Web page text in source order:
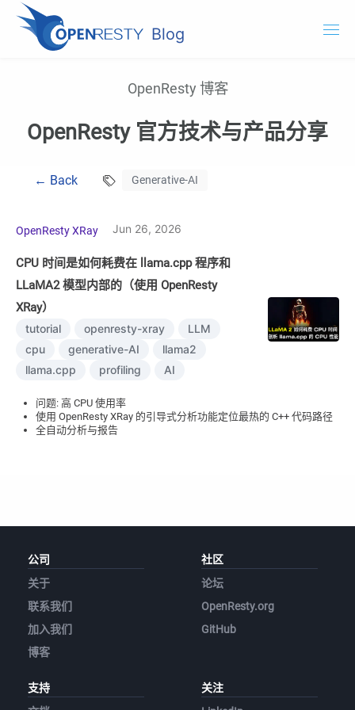
Blog
OpenResty Edge
文档
试用 OpenResty XRay
OpenResty 博客
OpenResty 官方技术与产品分享
← Back Generative-AI
OpenResty XRay Jun 26, 2026
CPU 时间是如何耗费在 llama.cpp 程序和
LLaMA2 模型内部的（使用 OpenResty
XRay）
tutorial openresty-xray
LLM
cpu
generative-AI
llama2
llama.cpp
profiling AI
问题: 高 CPU 使用率
使用 OpenResty XRay 的引导式分析功能定位最热的 C++ 代码路径
全自动分析与报告
公司
关于
联系我们
加入我们
博客
社区
论坛
OpenResty.org
GitHub
支持
关注